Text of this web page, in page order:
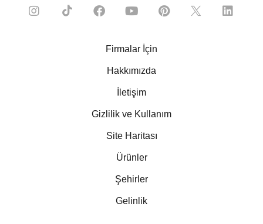
Firmalar İçin
Hakkımızda
İletişim
Gizlilik ve Kullanım
Site Haritası
Ürünler
Şehirler
Gelinlik